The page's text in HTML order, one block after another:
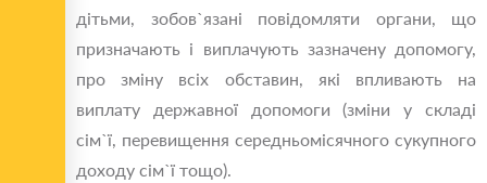
дітьми, зобов`язані повідомляти органи, що
призначають і виплачують зазначену допомогу,
про зміну всіх обставин, які впливають на
виплату державної допомоги (зміни у складі
сім`ї, перевищення середньомісячного сукупного
доходу сім`ї тощо).